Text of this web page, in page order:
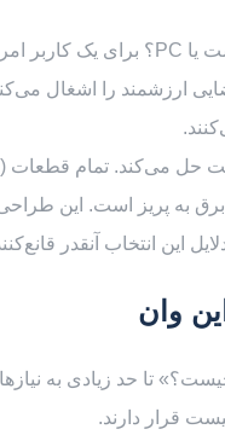
حل می‌کند. تمام قطعات
به پریز است. این
این انتخاب آنقدر
وان
تا حد زیادی به
قرار دارند.